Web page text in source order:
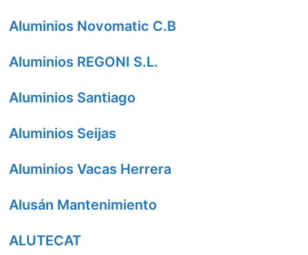
Aluminios Novomatic C.B
Aluminios REGONI S.L.
Aluminios Santiago
Aluminios Seijas
Aluminios Vacas Herrera
Alusán Mantenimiento
ALUTECAT